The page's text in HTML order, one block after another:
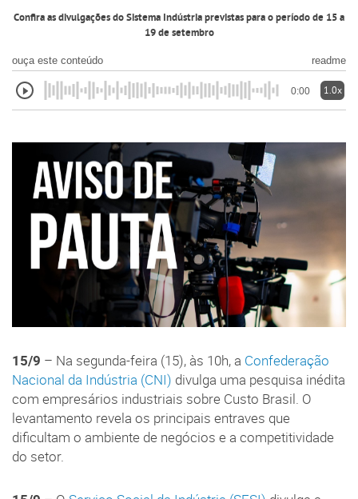
Confira as divulgações do Sistema Indústria previstas para o período de 15 a
19 de setembro
ouça este conteúdo readme
0:00 1.0x
15/9 – Na segunda-feira (15), às 10h, a Confederação
Nacional da Indústria (CNI) divulga uma pesquisa inédita
com empresários industriais sobre Custo Brasil. O
levantamento revela os principais entraves que
dificultam o ambiente de negócios e a competitividade
do setor.